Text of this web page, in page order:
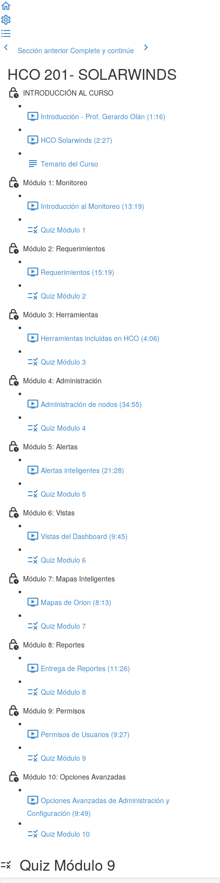
Sección anterior Complete y continúe
HCO 201- SOLARWINDS
INTRODUCCIÓN AL CURSO
Introducción - Prof. Gerardo Olán (1:16)
HCO Solarwinds (2:27)
Temario del Curso
Módulo 1: Monitoreo
Introducción al Monitoreo (13:19)
Quiz Módulo 1
Módulo 2: Requerimientos
Requerimientos (15:19)
Quiz Módulo 2
Módulo 3: Herramientas
Herramientas incluidas en HCO (4:06)
Quiz Módulo 3
Módulo 4: Administración
Administración de nodos (34:55)
Quiz Modulo 4
Módulo 5: Alertas
Alertas inteligentes (21:28)
Quiz Modulo 5
Módulo 6: Vistas
Vistas del Dashboard (9:45)
Quiz Modulo 6
Módulo 7: Mapas Inteligentes
Mapas de Orion (8:13)
Quiz Modulo 7
Módulo 8: Reportes
Entrega de Reportes (11:26)
Quiz Módulo 8
Módulo 9: Permisos
Permisos de Usuarios (9:27)
Quiz Módulo 9
Módulo 10: Opciones Avanzadas
Opciones Avanzadas de Administración y
Configuración (9:49)
Quiz Modulo 10
Quiz Módulo 9